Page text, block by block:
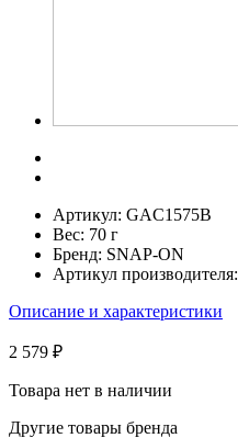
Артикул: GAC1575B
Вес: 70 г
Бренд: SNAP-ON
Артикул производителя:
Описание и характеристики
2 579 ₽
Товара нет в наличии
Другие товары бренда